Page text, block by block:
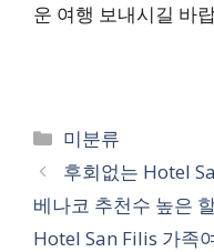
운 여행 보내시길 바
카
테
고
리
미분류
후회없는 Hotel
베나코 추천수 높은
Hotel San Filis 가족